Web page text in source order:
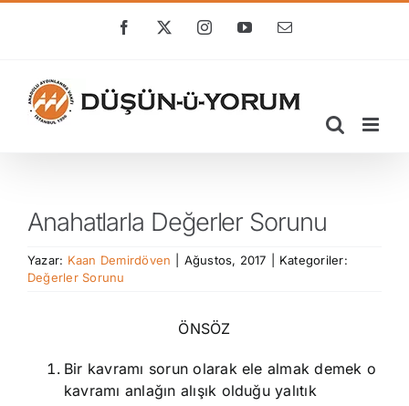
Facebook
X InstagramYouTube
E-
Anahatlarla Değerler Sorunu
Yazar: Kaan Demirdöven Ağustos, 2017
Kategoriler:
Değerler Sorunu
ÖNSÖZ
Bir kavramı sorun olarak ele almak demek o
kavramı anlağın alışık olduğu yalıtık